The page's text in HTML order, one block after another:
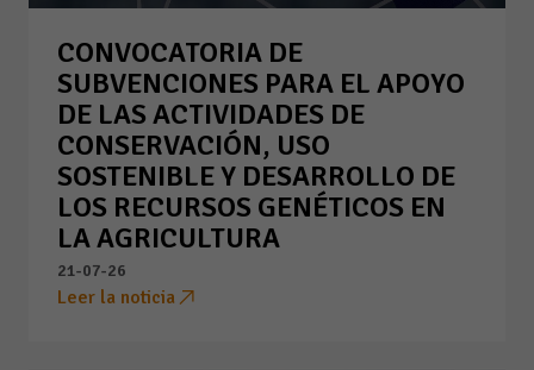
CONVOCATORIA DE
SUBVENCIONES PARA EL APOYO
DE LAS ACTIVIDADES DE
CONSERVACIÓN, USO
SOSTENIBLE Y DESARROLLO DE
LOS RECURSOS GENÉTICOS EN
LA AGRICULTURA
21-07-26
Leer la noticia